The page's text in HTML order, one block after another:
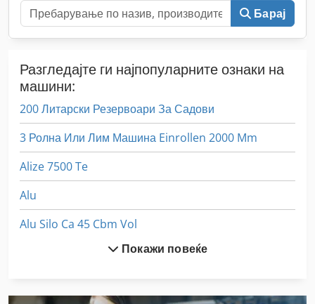
Барај
Разгледајте ги најпопуларните ознаки на
машини:
200 Литарски Резервоари За Садови
3 Ролна Или Лим Машина Einrollen 2000 Mm
Alize 7500 Te
Alu
Alu Silo Ca 45 Cbm Vol
Покажи повеќе